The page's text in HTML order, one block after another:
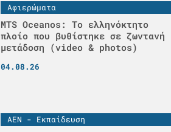
Αφιερώματα
MTS Oceanos: Το ελληνόκτητο
πλοίο που βυθίστηκε σε ζωντανή
μετάδοση (video & photos)
04.08.26
ΑΕΝ - Εκπαίδευση